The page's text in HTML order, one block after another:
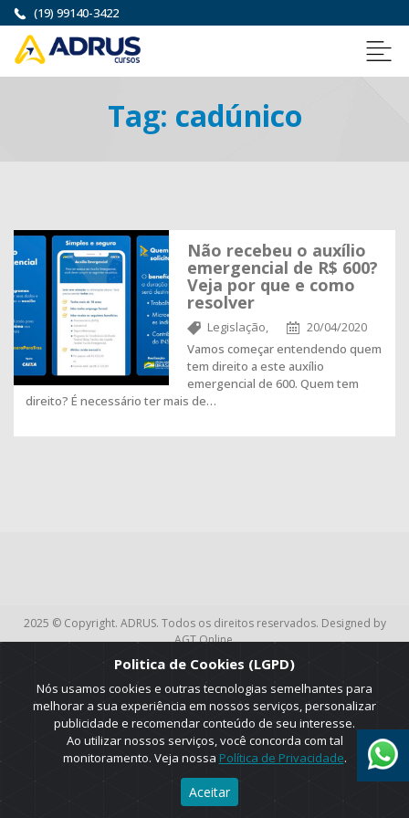
(19) 99140-3422
Tag: cadúnico
Não recebeu o auxílio
emergencial de R$ 600?
Veja por que e como
resolver
Legislação,
20/04/2020
Vamos começar entendendo quem
tem direito a este auxílio
emergencial de 600. Quem tem
direito? É necessário ter mais de…
2025 © Copyright. ADRUS. Todos os direitos reservados. Designed by
AGT Online.
Politica de Cookies (LGPD)
Nós usamos cookies e outras tecnologias semelhantes para
melhorar a sua experiência em nossos serviços, personalizar
publicidade e recomendar conteúdo de seu interesse.
Ao utilizar nossos serviços, você concorda com tal
monitoramento. Veja nossa Política de Privacidade.
Aceitar